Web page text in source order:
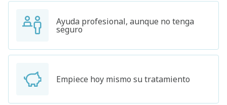
Ayuda profesional, aunque no tenga
seguro
Empiece hoy mismo su tratamiento